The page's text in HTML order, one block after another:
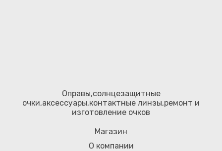
Оправы,солнцезащитные
очки,аксессуары,контактные линзы,ремонт и
изготовление очков
Магазин
О компании